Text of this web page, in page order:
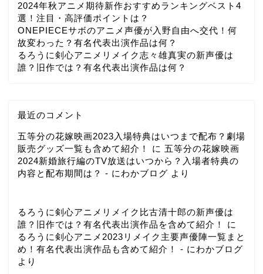
2024年秋アニメ期待新作おすすめランキングベスト4
選！注目・高評価ポイントは？
ONEPIECEサボのアニメ声優が入野自由へ交代！何
故変わった？有名代表出演作品は何？
るろうに剣心アニメリメイク志々雄真実の新声優は
誰？旧作では？有名代表出演作品は何？
最近のコメント
五等分の花嫁映画2023入場特典はいつまで配布？劇場
販売グッズ一覧も含めて紹介！
に 五等分の花嫁映画
2024新婚旅行編のTV放送はいつから？入場者特典の
内容と配布期間は？ - にわかブログ より
るろうに剣心アニメリメイク比古清十郎の新声優は
誰？旧作では？有名代表出演作品を含めて紹介！
に
るろうに剣心アニメ2023リメイク主要声優陣一覧まと
め！有名代表出演作品も含めて紹介！ - にわかブログ
より